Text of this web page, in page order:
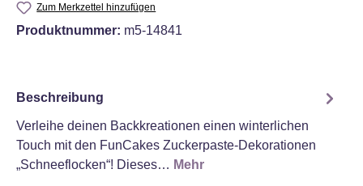
Zum Merkzettel hinzufügen
Produktnummer: m5-14841
Beschreibung
Verleihe deinen Backkreationen einen winterlichen
Touch mit den FunCakes Zuckerpaste-Dekorationen
„Schneeflocken“! Dieses… Mehr